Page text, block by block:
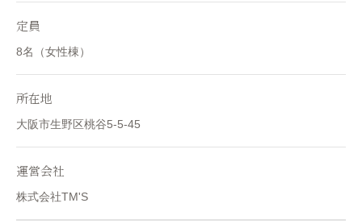
定員
8名（女性棟）
所在地
大阪市生野区桃谷5-5-45
運営会社
株式会社TM'S